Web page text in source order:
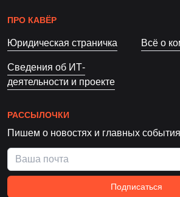
ПРО КАВЁР
Юридическая страничка Всё о
Сведения об ИТ-
деятельности и проекте
РАССЫЛОЧКИ
Пишем о новостях и главных
Подписаться